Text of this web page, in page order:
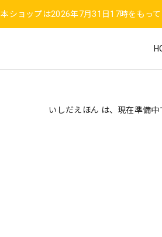
本ショップは2026年7月31日17時をもっ
いしだえほん は、現在準備中